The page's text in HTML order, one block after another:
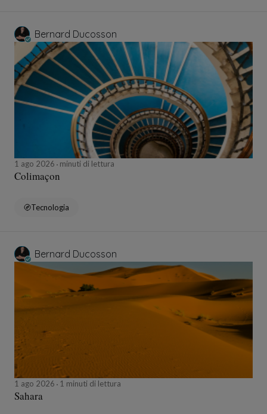
Bernard Ducosson
1 ago 2026 minuti di lettura
Colimaçon
Tecnologia
Bernard Ducosson
1 ago 2026 1 minuti di lettura
Sahara